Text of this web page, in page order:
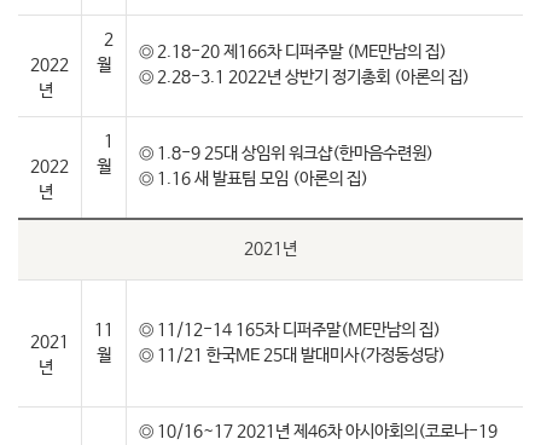
2022
년
2
월
◎ 2.18-20 제166차 디퍼주말 (ME만남의 집)
◎ 2.28-3.1 2022년 상반기 정기총회 (아론의 집)
2022
년
1
월
◎ 1.8-9 25대 상임위 워크샵(한마음수련원)
◎ 1.16 새 발표팀 모임 (아론의 집)
2021년
2021
년
11
월
◎ 11/12-14 165차 디퍼주말(ME만남의 집)
◎ 11/21 한국ME 25대 발대미사(가정동성당)
◎ 10/16~17 2021년 제46차 아시아회의(코로나-19